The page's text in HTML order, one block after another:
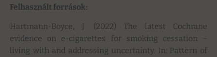
Felhasznált források:
Hartmann-Boyce, J. (2022) The latest Cochrane
evidence on e-cigarettes for smoking cessation –
living with and addressing uncertainty. In: Pattern of